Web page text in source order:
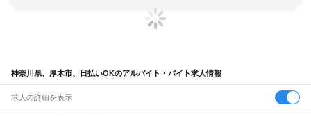
神奈川県、厚木市、日払いOKのアルバイト・バイト求人情報
求人の詳細を表示